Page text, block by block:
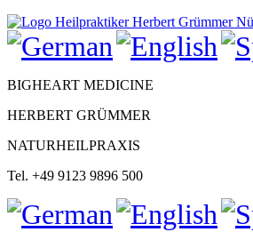
BIGHEART MEDICINE
HERBERT GRÜMMER
NATURHEILPRAXIS
Tel. +49 9123 9896 500